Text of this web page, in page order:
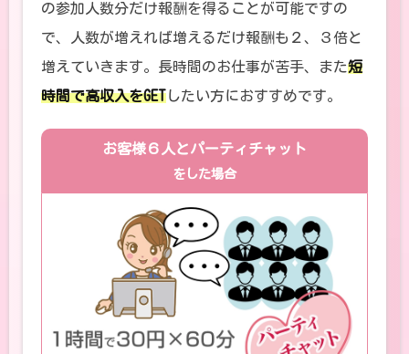
の参加人数分だけ報酬を得ることが可能ですの
で、人数が増えれば増えるだけ報酬も２、３倍と
増えていきます。長時間のお仕事が苦手、また短
時間で高収入をGETしたい方におすすめです。
お客様６人とパーティチャット
をした場合